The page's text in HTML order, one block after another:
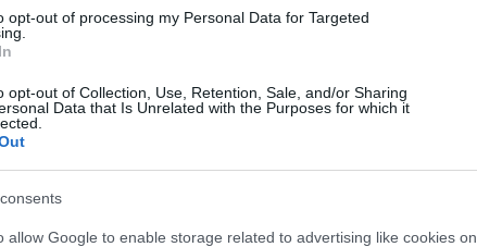
opt-out of processing my Personal Data for Targeted
opt-out of Collection, Use, Retention, Sale, and/or Sharing
Data that Is Unrelated with the Purposes for which it
allow Google to enable storage related to advertising like cookies on
Koren in Selovec Konečnik
09:00 in 14:00 uro
prekinjena dobava električne energije odjemalcem, ki so